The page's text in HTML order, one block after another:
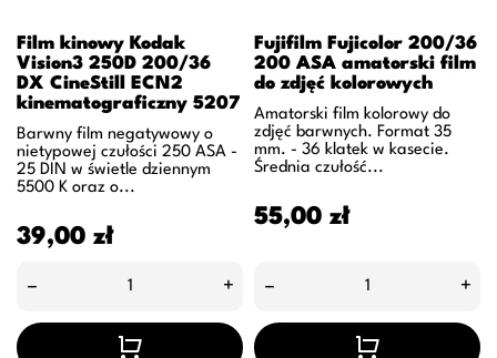
Film kinowy Kodak
Vision3 250D 200/36
DX CineStill ECN2
kinematograficzny 5207
Barwny film negatywowy o
nietypowej czułości 250 ASA -
25 DIN w świetle dziennym
5500 K oraz o...
Cena
39,00 zł
– +
Fujifilm Fujicolor 200/36
200 ASA amatorski film
do zdjęć kolorowych
Amatorski film kolorowy do
zdjęć barwnych. Format 35
mm. - 36 klatek w kasecie.
Średnia czułość...
Cena
55,00 zł
– +